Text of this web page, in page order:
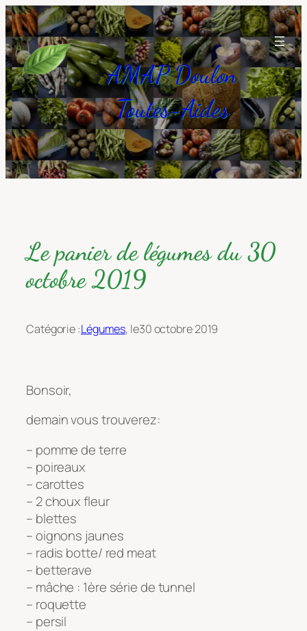
Aller
au
contenu
AMAP Doulon
Toutes-Aides
Le panier de légumes du 30
octobre 2019
Catégorie :Légumes, le30 octobre 2019
Bonsoir,
demain vous trouverez:
– pomme de terre
– poireaux
– carottes
– 2 choux fleur
– blettes
– oignons jaunes
– radis botte/ red meat
– betterave
– mâche : 1ère série de tunnel
– roquette
– persil